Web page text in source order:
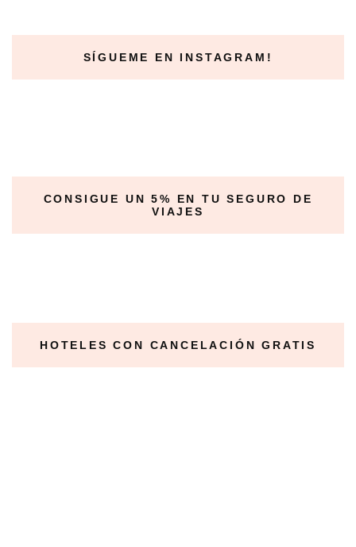
SÍGUEME EN INSTAGRAM!
CONSIGUE UN 5% EN TU SEGURO DE
VIAJES
HOTELES CON CANCELACIÓN GRATIS